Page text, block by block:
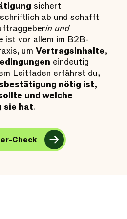
sichert
ab und schafft
in und
ist vor allem im B2B-
um Vertragsinhalte,
eindeutig
Leitfaden erfährst du,
nötig ist,
und welche
sie hat.
Check